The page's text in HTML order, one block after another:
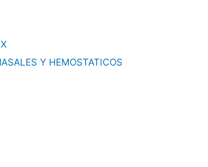
Y HEMOSTATICOS